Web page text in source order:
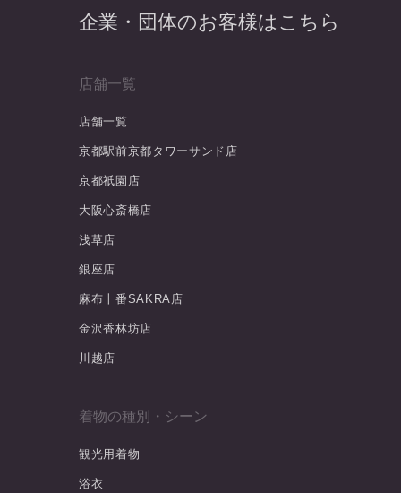
企業・団体のお客様はこちら
店舗一覧
店舗一覧
京都駅前京都タワーサンド店
京都祇園店
大阪心斎橋店
浅草店
銀座店
麻布十番SAKRA店
金沢香林坊店
川越店
着物の種別・シーン
観光用着物
浴衣